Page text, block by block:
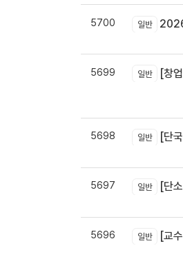
5700 일반
5699 일반 [창
5698 일반 [단
5697 일반 [단
5696 일반 [교